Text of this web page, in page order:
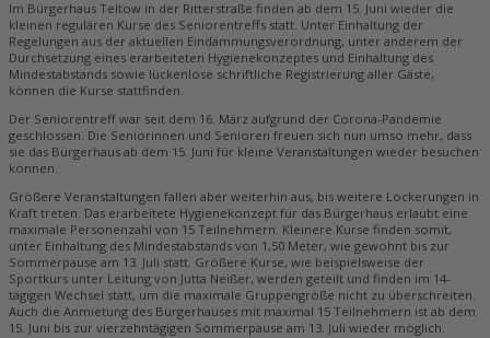
Im Bürgerhaus Teltow in der Ritterstraße finden ab dem 15. Juni wieder die
kleinen regulären Kurse des Seniorentreffs statt. Unter Einhaltung der
Regelungen aus der aktuellen Eindämmungsverordnung, unter anderem der
Durchsetzung eines erarbeiteten Hygienekonzeptes und Einhaltung des
Mindestabstands sowie lückenlose schriftliche Registrierung aller Gäste,
können die Kurse stattfinden.
Der Seniorentreff war seit dem 16. März aufgrund der Corona-Pandemie
geschlossen. Die Seniorinnen und Senioren freuen sich nun umso mehr, dass
sie das Bürgerhaus ab dem 15. Juni für kleine Veranstaltungen wieder besuchen
können.
Größere Veranstaltungen fallen aber weiterhin aus, bis weitere Lockerungen in
Kraft treten. Das erarbeitete Hygienekonzept für das Bürgerhaus erlaubt eine
maximale Personenzahl von 15 Teilnehmern. Kleinere Kurse finden somit,
unter Einhaltung des Mindestabstands von 1,50 Meter, wie gewohnt bis zur
Sommerpause am 13. Juli statt. Größere Kurse, wie beispielsweise der
Sportkurs unter Leitung von Jutta Neißer, werden geteilt und finden im 14-
tägigen Wechsel statt, um die maximale Gruppengröße nicht zu überschreiten.
Auch die Anmietung des Bürgerhauses mit maximal 15 Teilnehmern ist ab dem
15. Juni bis zur vierzehntägigen Sommerpause am 13. Juli wieder möglich.